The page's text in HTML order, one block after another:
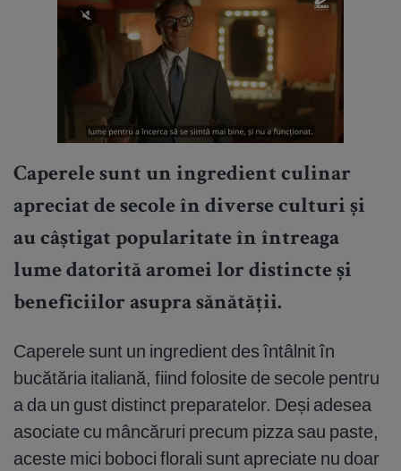
Caperele sunt un ingredient culinar
apreciat de secole în diverse culturi și
au câștigat popularitate în întreaga
lume datorită aromei lor distincte și
beneficiilor asupra sănătății.
Caperele sunt un ingredient des întâlnit în
bucătăria italiană, fiind folosite de secole pentru
a da un gust distinct preparatelor. Deși adesea
asociate cu mâncăruri precum pizza sau paste,
aceste mici boboci florali sunt apreciate nu doar